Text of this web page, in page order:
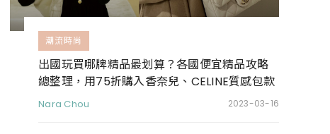
潮流時尚
出國玩買哪牌精品最划算？各國便宜精品攻略
總整理，用75折購入香奈兒、CELINE質感包款
Nara Chou 2023-03-16